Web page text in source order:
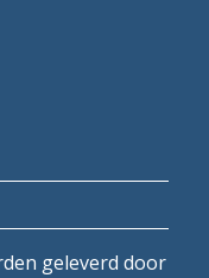
geleverd door